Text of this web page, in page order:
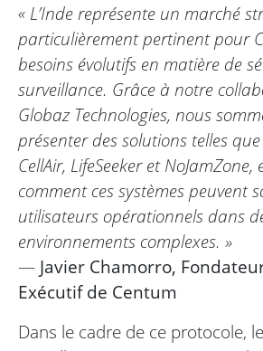
« L’Inde représente un marché
particulièrement pertinent pour
besoins évolutifs en matière de
surveillance. Grâce à notre
Globaz Technologies, nous
présenter des solutions telles que
CellAir, LifeSeekeretNoJamZone,
comment ces systèmes peuvent
utilisateurs opérationnels dans
environnements complexes. »
— Javier Chamorro,
Exécutif de Centum
Dans le cadre de ce protocole,